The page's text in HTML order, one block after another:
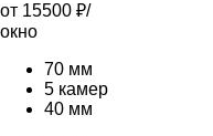
от 15500 ₽/
окно
70 мм
5 камер
40 мм